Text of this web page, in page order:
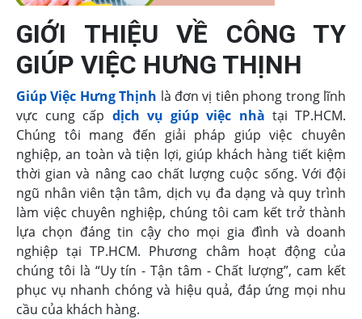
GIỚI THIỆU VỀ CÔNG TY
GIÚP VIỆC HƯNG THỊNH
Giúp Việc Hưng Thịnh là đơn vị tiên phong trong lĩnh
vực cung cấp dịch vụ giúp việc nhà tại TP.HCM.
Chúng tôi mang đến giải pháp giúp việc chuyên
nghiệp, an toàn và tiện lợi, giúp khách hàng tiết kiệm
thời gian và nâng cao chất lượng cuộc sống. Với đội
ngũ nhân viên tận tâm, dịch vụ đa dạng và quy trình
làm việc chuyên nghiệp, chúng tôi cam kết trở thành
lựa chọn đáng tin cậy cho mọi gia đình và doanh
nghiệp tại TP.HCM. Phương châm hoạt động của
chúng tôi là “Uy tín - Tận tâm - Chất lượng”, cam kết
phục vụ nhanh chóng và hiệu quả, đáp ứng mọi nhu
cầu của khách hàng.